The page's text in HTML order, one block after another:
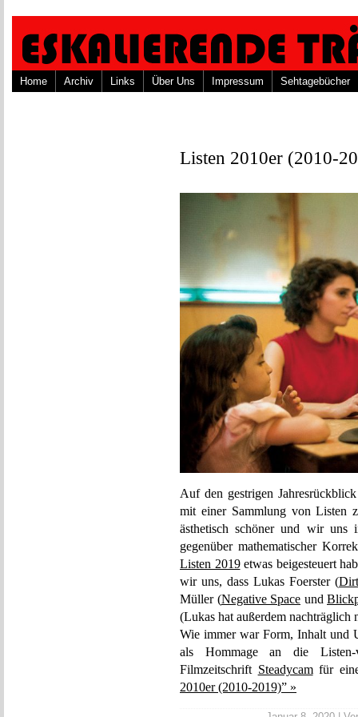
Home Archiv Links Über Uns Impressum Sehtagebücher
Listen 2010er (2010-
Auf den gestrigen
mit einer Sammlung von Listen
ästhetisch schöner und wir uns
gegenüber mathematischer
Listen 2019etwas beigesteuert
wir uns, dass Lukas Foerster (
Müller (Negative Space und
(Lukas hat außerdem nachträglich
Wie immer war Form, Inhalt und
als Hommage an die Listen-
Filmzeitschrift Steadycamfür eine
2010er (2010-2019)” »